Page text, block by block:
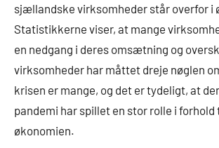
sjællandske virksomheder står overfor i
Statistikkerne viser, at mange
en nedgang i deres omsætning og
virksomheder har måttet dreje nøglen
krisen er mange, og det er tydeligt, at
pandemi har spillet en stor rolle i forhold
økonomien.